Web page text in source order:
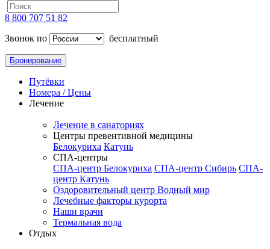
8 800 707 51 82
Звонок по
бесплатный
Бронирование
Путёвки
Номера / Цены
Лечение
Лечение в санаториях
Центры превентивной медицины
Белокуриха Катунь
СПА-центры
СПА-центр Белокуриха СПА-центр Сибирь СПА-
центр Катунь
Оздоровительный центр Водный мир
Лечебные факторы курорта
Наши врачи
Термальная вода
Отдых